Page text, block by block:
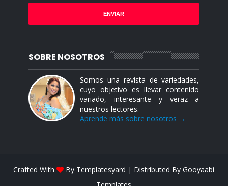
SOBRE NOSOTROS
Somos una revista de variedades,
cuyo objetivo es llevar contenido
variado, interesante y veraz a
nuestros lectores.
Aprende más sobre nosotros →
Crafted With By Templatesyard | Distributed ByGooyaabi